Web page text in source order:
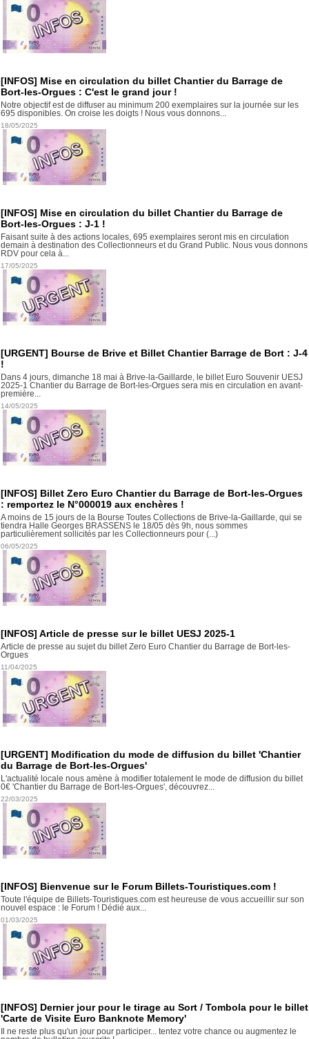
[INFOS] Mise en circulation du billet Chantier du Barrage de
Bort-les-Orgues : C'est le grand jour !
Notre objectif est de diffuser au minimum 200 exemplaires sur la journée sur les
695 disponibles. On croise les doigts ! Nous vous donnons...
18/05/2025
[INFOS] Mise en circulation du billet Chantier du Barrage de
Bort-les-Orgues : J-1 !
Faisant suite à des actions locales, 695 exemplaires seront mis en circulation
demain à destination des Collectionneurs et du Grand Public. Nous vous donnons
RDV pour cela à...
17/05/2025
[URGENT] Bourse de Brive et Billet Chantier Barrage de Bort : J-4
!
Dans 4 jours, dimanche 18 mai à Brive-la-Gaillarde, le billet Euro Souvenir UESJ
2025-1 Chantier du Barrage de Bort-les-Orgues sera mis en circulation en avant-
première...
14/05/2025
[INFOS] Billet Zero Euro Chantier du Barrage de Bort-les-Orgues
: remportez le N°000019 aux enchères !
A moins de 15 jours de la Bourse Toutes Collections de Brive-la-Gaillarde, qui se
tiendra Halle Georges BRASSENS le 18/05 dès 9h, nous sommes
particulièrement sollicités par les Collectionneurs pour (...)
06/05/2025
[INFOS] Article de presse sur le billet UESJ 2025-1
Article de presse au sujet du billet Zero Euro Chantier du Barrage de Bort-les-
Orgues
11/04/2025
[URGENT] Modification du mode de diffusion du billet 'Chantier
du Barrage de Bort-les-Orgues'
L'actualité locale nous amène à modifier totalement le mode de diffusion du billet
0€ 'Chantier du Barrage de Bort-les-Orgues', découvrez...
22/03/2025
[INFOS] Bienvenue sur le Forum Billets-Touristiques.com !
Toute l'équipe de Billets-Touristiques.com est heureuse de vous accueillir sur son
nouvel espace : le Forum ! Dédié aux...
01/03/2025
[INFOS] Dernier jour pour le tirage au Sort / Tombola pour le billet
'Carte de Visite Euro Banknote Memory'
Il ne reste plus qu'un jour pour participer... tentez votre chance ou augmentez le